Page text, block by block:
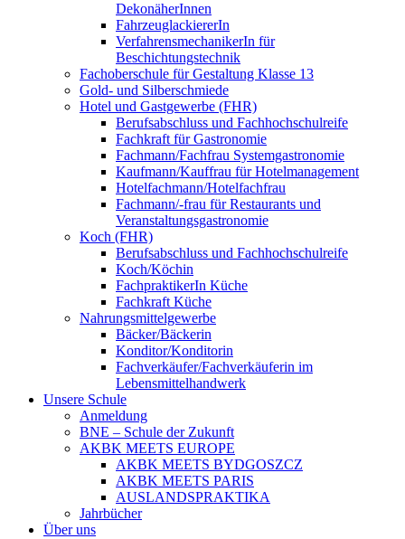
DekonäherInnen
FahrzeuglackiererIn
VerfahrensmechanikerIn für
Beschichtungstechnik
Fachoberschule für Gestaltung Klasse 13
Gold- und Silberschmiede
Hotel und Gastgewerbe (FHR)
Berufsabschluss und Fachhochschulreife
Fachkraft für Gastronomie
Fachmann/Fachfrau Systemgastronomie
Kaufmann/Kauffrau für Hotelmanagement
Hotelfachmann/Hotelfachfrau
Fachmann/-frau für Restaurants und
Veranstaltungsgastronomie
Koch (FHR)
Berufsabschluss und Fachhochschulreife
Koch/Köchin
FachpraktikerIn Küche
Fachkraft Küche
Nahrungsmittelgewerbe
Bäcker/Bäckerin
Konditor/Konditorin
Fachverkäufer/Fachverkäuferin im
Lebensmittelhandwerk
Unsere Schule
Anmeldung
BNE – Schule der Zukunft
AKBK MEETS EUROPE
AKBK MEETS BYDGOSZCZ
AKBK MEETS PARIS
AUSLANDSPRAKTIKA
Jahrbücher
Über uns